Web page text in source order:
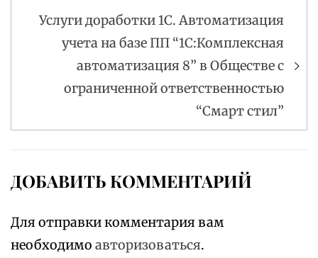
Услуги доработки 1С. Автоматизация
учета на базе ПП “1С:Комплексная
автоматизация 8” в Обществе с
ограниченной ответственностью
“Смарт стил”
ДОБАВИТЬ КОММЕНТАРИЙ
Для отправки комментария вам
необходимо авторизоваться.